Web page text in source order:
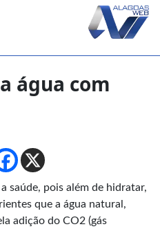
água com
saúde, pois além de hidratar,
que a água natural,
adição do CO2 (gás